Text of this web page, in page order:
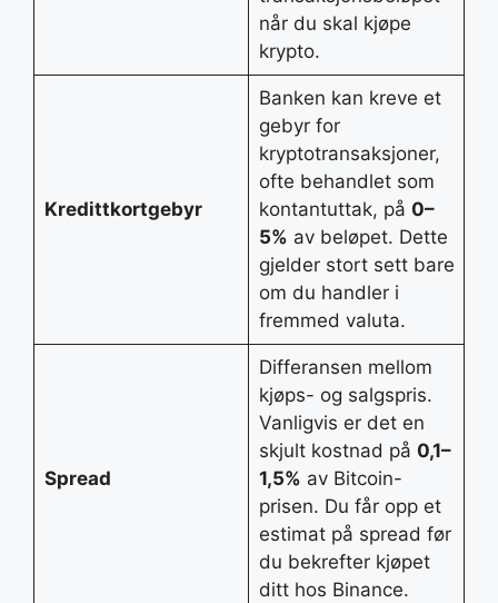
når du skal kjøpe
krypto.
Kredittkortgebyr
Banken kan kreve et
gebyr for
kryptotransaksjoner,
ofte behandlet som
kontantuttak, på 0–
5% av beløpet. Dette
gjelder stort sett bare
om du handler i
fremmed valuta.
Spread
Differansen mellom
kjøps- og salgspris.
Vanligvis er det en
skjult kostnad på 0,1–
1,5% av Bitcoin-
prisen. Du får opp et
estimat på spread før
du bekrefter kjøpet
ditt hos Binance.